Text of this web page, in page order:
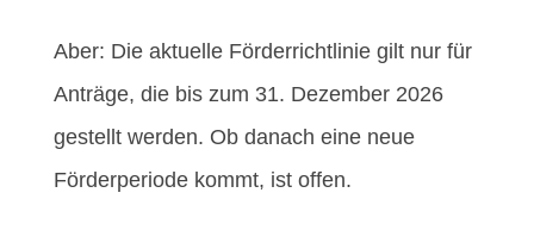
Aber: Die aktuelle Förderrichtlinie gilt nur für
Anträge, die bis zum 31. Dezember 2026
gestellt werden. Ob danach eine neue
Förderperiode kommt, ist offen.